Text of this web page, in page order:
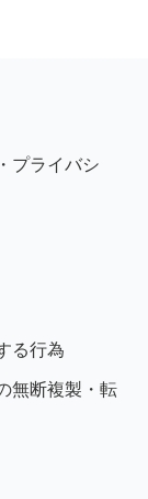
プライバシ
る行為
無断複製・転